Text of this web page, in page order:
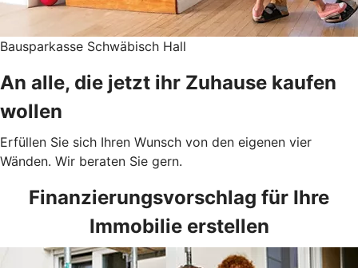
Bausparkasse Schwäbisch Hall
An alle, die jetzt ihr Zuhause kaufen
wollen
Erfüllen Sie sich Ihren Wunsch von den eigenen vier
Wänden. Wir beraten Sie gern.
Finanzierungsvorschlag für Ihre
Immobilie erstellen